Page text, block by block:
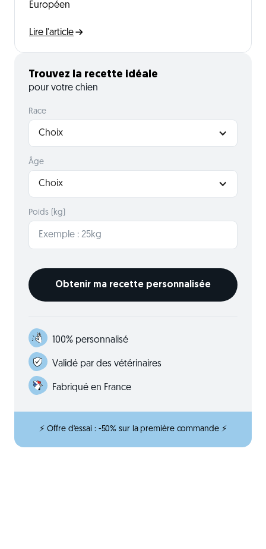
Européen
Lire l'article
Trouvez la recette idéale
pour votre chien
Race
Choix
Âge
Choix
Poids (kg)
100% personnalisé
Validé par des vétérinaires
Fabriqué en France
⚡ Offre d'essai : -50% sur la première commande ⚡